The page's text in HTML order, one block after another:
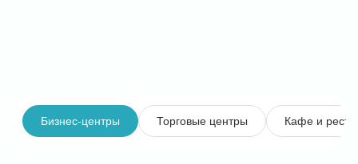
Бизнес-центры Торговые центры Кафе и